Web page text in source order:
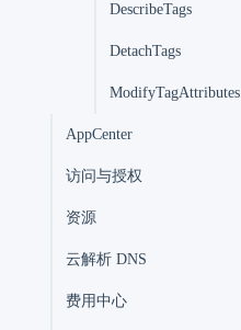
DescribeTags
DetachTags
ModifyTagAttributes
AppCenter
访问与授权
资源
云解析 DNS
费用中心